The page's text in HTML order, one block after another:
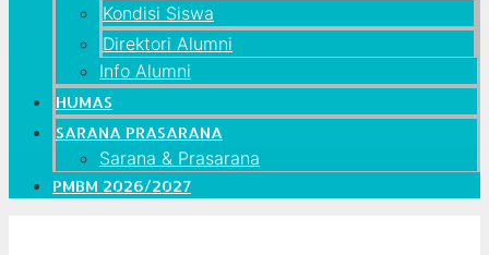
Kondisi Siswa
Direktori Alumni
Info Alumni
HUMAS
SARANA PRASARANA
Sarana & Prasarana
PMBM 2026/2027